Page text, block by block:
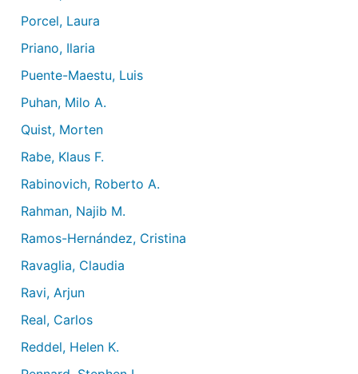
Porcel, Laura
Priano, Ilaria
Puente-Maestu, Luis
Puhan, Milo A.
Quist, Morten
Rabe, Klaus F.
Rabinovich, Roberto A.
Rahman, Najib M.
Ramos-Hernández, Cristina
Ravaglia, Claudia
Ravi, Arjun
Real, Carlos
Reddel, Helen K.